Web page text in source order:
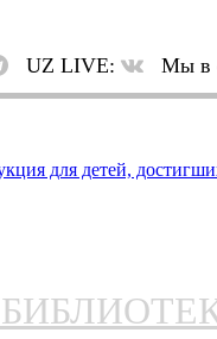
UZ LIVE: Мы в